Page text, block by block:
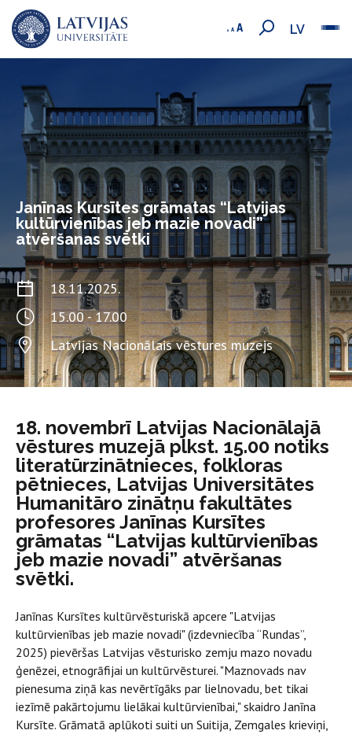
LV
Janīnas Kursītes grāmatas “Latvijas
kultūrvienības jeb mazie novadi”
atvēršanas svētki
18.11.2025.
15.00 - 17.00
Latvijas Nacionālais vēstures muzejs
18. novembrī Latvijas Nacionālajā
vēstures muzejā plkst. 15.00 notiks
literatūrzinātnieces, folkloras
pētnieces, Latvijas Universitātes
Humanitāro zinātņu fakultātes
profesores Janīnas Kursītes
grāmatas “Latvijas kultūrvienības
jeb mazie novadi” atvēršanas
svētki.
Janīnas Kursītes kultūrvēsturiskā apcere "Latvijas
kultūrvienības jeb mazie novadi" (izdevniecība “Rundas”,
2025) pievēršas Latvijas vēsturisko zemju mazo novadu
ģenēzei, etnogrāfijai un kultūrvēsturei. "Maznovads nav
pienesuma ziņā kas nevērtīgāks par lielnovadu, bet tikai
iezīmē pakārtojumu lielākai kultūrvienībai," skaidro Janīna
Kursīte. Grāmatā aplūkoti suiti un Suitija, Zemgales krieviņi,